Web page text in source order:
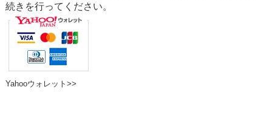
続きを行ってください。
Yahooウォレット>>